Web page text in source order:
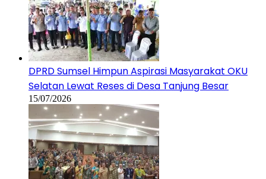
DPRD Sumsel Himpun Aspirasi Masyarakat OKU
Selatan Lewat Reses di Desa Tanjung Besar
15/07/2026